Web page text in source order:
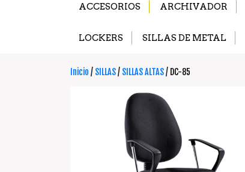
ACCESORIOS ARCHIVADOR
LOCKERS SILLAS DE METAL
Inicio / SILLAS/ SILLAS ALTAS/ DC-85